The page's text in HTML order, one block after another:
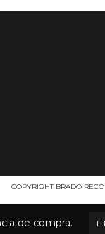
de compra.
COPYRIGHT BRADO